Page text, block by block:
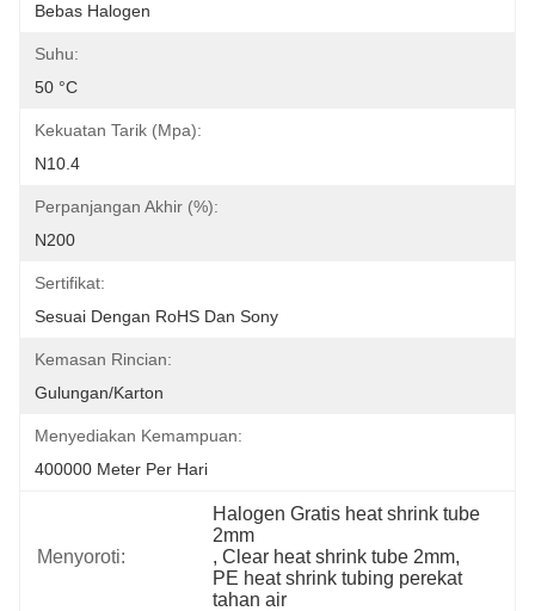
Bebas Halogen
Suhu:
50 °C
Kekuatan Tarik (Mpa):
N10.4
Perpanjangan Akhir (%):
N200
Sertifikat:
Sesuai Dengan RoHS Dan Sony
Kemasan Rincian:
Gulungan/Karton
Menyediakan Kemampuan:
400000 Meter Per Hari
Menyoroti:
Halogen Gratis heat shrink tube
2mm
, Clear heat shrink tube 2mm,
PE heat shrink tubing perekat
tahan air